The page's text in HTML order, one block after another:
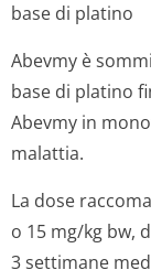
base di platino
Abevmy è
base di platino
Abevmy in
malattia.
La dose
o 15 mg/kg bw,
3 settimane